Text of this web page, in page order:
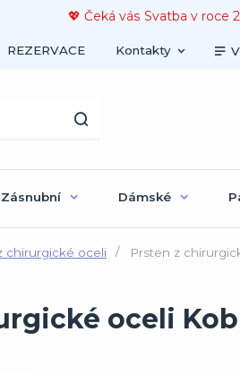
💖 Čeká vás Svatba v roce
REZERVACE Kontakty
Zásnubní Dámské
chirurgické oceli Prsten z
oceli